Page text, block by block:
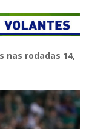
nas rodadas 14,